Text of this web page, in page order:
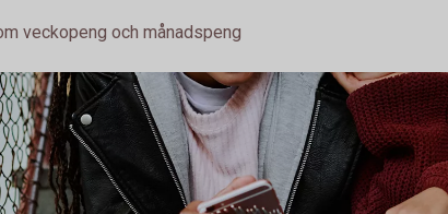
veckopeng och månadspeng